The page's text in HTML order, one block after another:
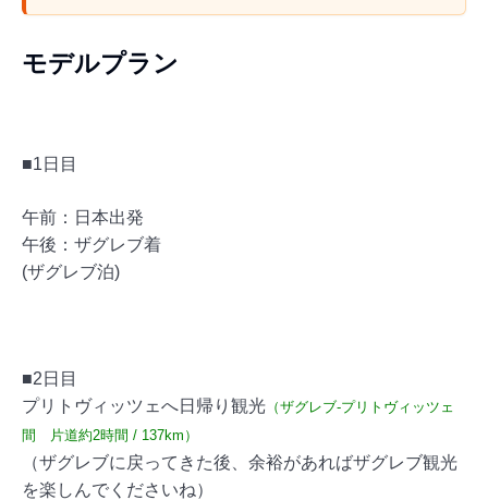
モデルプラン
■1日目
午前：日本出発
午後：ザグレブ着
(ザグレブ泊)
■2日目
プリトヴィッツェへ日帰り観光 （ザグレブ-プリトヴィッツェ
間 片道約2時間 / 137km）
（ザグレブに戻ってきた後、余裕があればザグレブ観光
を楽しんでくださいね）